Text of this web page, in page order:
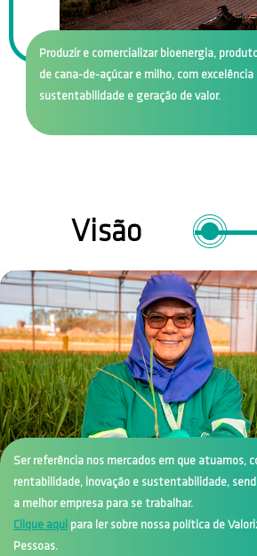
Produzir e comercializar bioenergia,
de cana-de-açúcar e milho, com excelência
sustentabilidade e geração de valor.
Visão
Ser referência nos mercados em que atuamos,
rentabilidade, inovação e sustentabilidade,
a melhor empresa para se trabalhar.
Clique aqui para ler sobre nossa política de
Pessoas.